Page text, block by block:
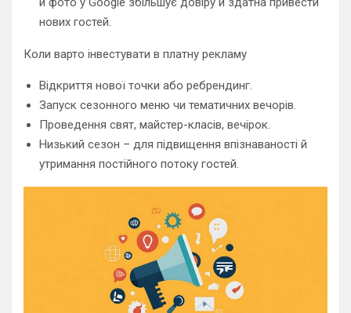
нових гостей.
Коли варто інвестувати в платну рекламу
Відкриття нової точки або ребрендинг.
Запуск сезонного меню чи тематичних вечорів.
Проведення свят, майстер-класів, вечірок.
Низький сезон – для підвищення впізнаваності й
утримання постійного потоку гостей.